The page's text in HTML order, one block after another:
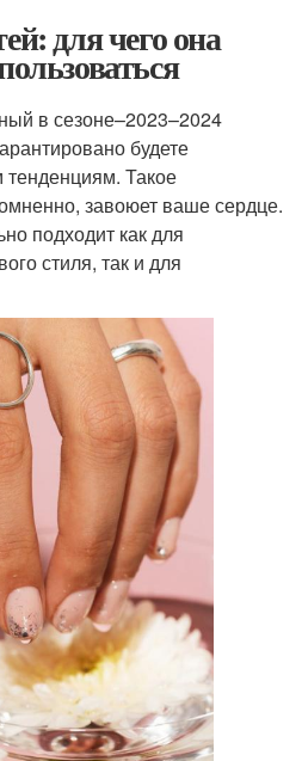
для чего она
в сезоне–2023–2024
будете
тенденциям. Такое
завоюет ваше сердце.
подходит как для
стиля, так и для